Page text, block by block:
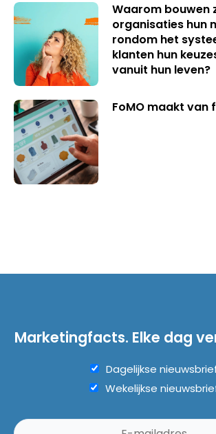
Waarom bouwen
organisaties hun
rondom het
klanten hun
vanuit hun leven?
FoMO maakt van
Marketingfacts. Elke dag
Dagelijkse
Wekelijkse